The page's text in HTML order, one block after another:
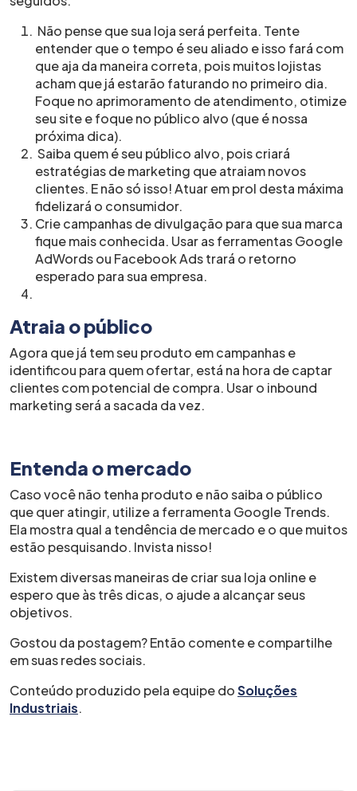
Não pense que sua loja será perfeita. Tente
entender que o tempo é seu aliado e isso fará com
que aja da maneira correta, pois muitos lojistas
acham que já estarão faturando no primeiro dia.
Foque no aprimoramento de atendimento, otimize
seu site e foque no público alvo (que é nossa
próxima dica).
Saiba quem é seu público alvo, pois criará
estratégias de marketing que atraiam novos
clientes. E não só isso! Atuar em prol desta máxima
fidelizará o consumidor.
Crie campanhas de divulgação para que sua marca
fique mais conhecida. Usar as ferramentas Google
AdWords ou Facebook Ads trará o retorno
esperado para sua empresa.
Atraia o público
Agora que já tem seu produto em campanhas e
identificou para quem ofertar, está na hora de captar
clientes com potencial de compra. Usar o inbound
marketing será a sacada da vez.
Entenda o mercado
Caso você não tenha produto e não saiba o público
que quer atingir, utilize a ferramenta Google Trends.
Ela mostra qual a tendência de mercado e o que muitos
estão pesquisando. Invista nisso!
Existem diversas maneiras de criar sua loja online e
espero que às três dicas, o ajude a alcançar seus
objetivos.
Gostou da postagem? Então comente e compartilhe
em suas redes sociais.
Conteúdo produzido pela equipe doSoluções
Industriais.